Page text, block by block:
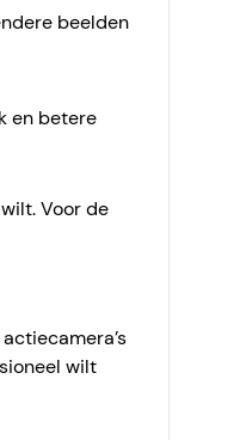
beelden
en betere
Voor de
wilt